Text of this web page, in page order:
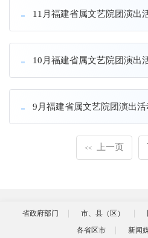
11月福建省属文艺院团演出
10月福建省属文艺院团演出
9月福建省属文艺院团演出活
<< 上一页
省政府部门 市、县（区）
各省区市
新闻